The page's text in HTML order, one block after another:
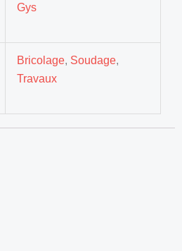
Gys
Bricolage, Soudage,
Travaux